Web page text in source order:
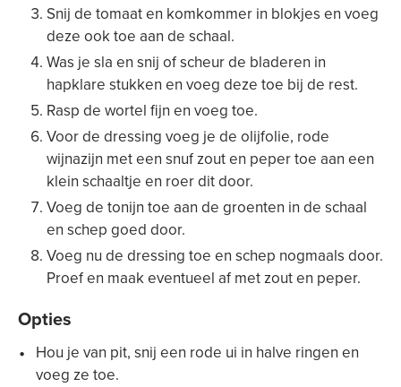
Snij de tomaat en komkommer in blokjes en voeg
deze ook toe aan de schaal.
Was je sla en snij of scheur de bladeren in
hapklare stukken en voeg deze toe bij de rest.
Rasp de wortel fijn en voeg toe.
Voor de dressing voeg je de olijfolie, rode
wijnazijn met een snuf zout en peper toe aan een
klein schaaltje en roer dit door.
Voeg de tonijn toe aan de groenten in de schaal
en schep goed door.
Voeg nu de dressing toe en schep nogmaals door.
Proef en maak eventueel af met zout en peper.
Opties
Hou je van pit, snij een rode ui in halve ringen en
voeg ze toe.